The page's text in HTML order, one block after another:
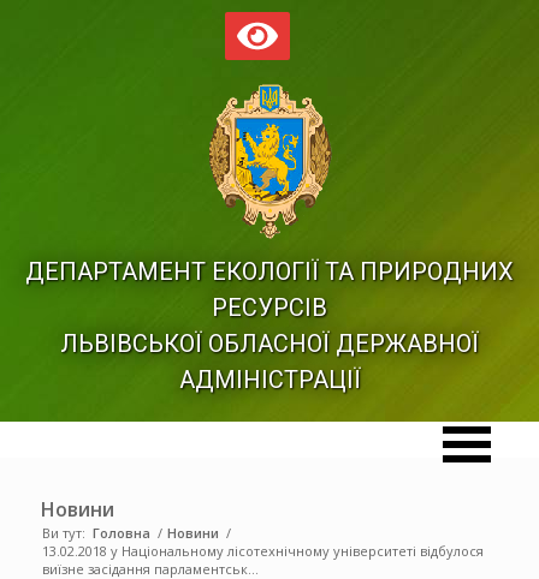
ДЕПАРТАМЕНТ ЕКОЛОГІЇ ТА ПРИРОДНИХ
РЕСУРСІВ
ЛЬВІВСЬКОЇ ОБЛАСНОЇ ДЕРЖАВНОЇ
АДМІНІСТРАЦІЇ
Новини
Ви тут: Головна / Новини /
13.02.2018 у Національному лісотехнічному університеті відбулося
виїзне засідання парламентськ...